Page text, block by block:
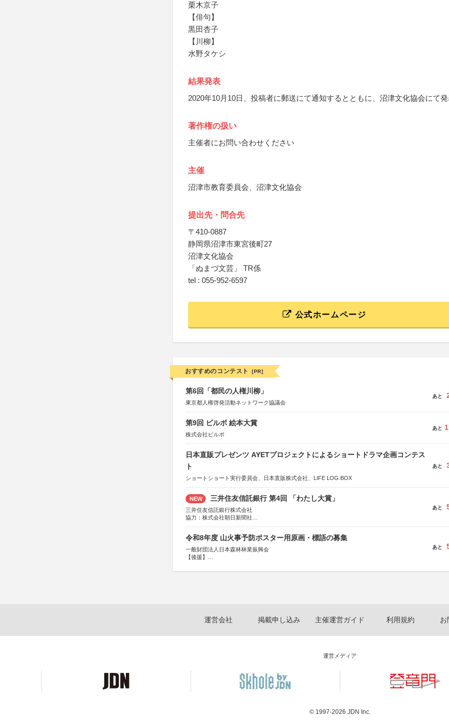
栗木京子
【俳句】
黒田杏子
【川柳】
水野タケシ
結果発表
2020年10月10日、投稿者に郵送にて通知するとともに、沼津文化協会にて
著作権の扱い
主催者にお問い合わせください
主催
沼津市教育委員会、沼津文化協会
提出先・問合先
〒410-0887
静岡県沼津市東宮後町27
沼津文化協会
「ぬまづ文芸」 TR係
tel : 055-952-6597
公式ホームページ
おすすめのコンテスト [PR]
第6回「都民の人権川柳」
東京都人権啓発活動ネットワーク協議会
あと
第9回 ビルボ 絵本大賞
株式会社ビルボ
あと
日本直販プレゼンツ AYETプロジェクトによるショートドラマ企画コンテス
ト
ショートショート実行委員会、日本直販株式会社、LIFE LOG BOX
あと
NEW 三井住友信託銀行 第4回 「わたし大賞」
三井住友信託銀行株式会社
協力：株式会社朝日新聞社
あと
令和8年度 山火事予防ポスター用原画・標語の募集
一般財団法人日本森林林業振興会
【後援】
あと
運営会社 掲載申し込み 主催運営ガイド 利用規約 お
運営メディア
© 1997-2026 JDN Inc.